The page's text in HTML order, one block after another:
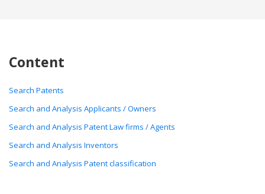
Content
Search Patents
Search and Analysis Applicants / Owners
Search and Analysis Patent Law firms / Agents
Search and Analysis Inventors
Search and Analysis Patent classification